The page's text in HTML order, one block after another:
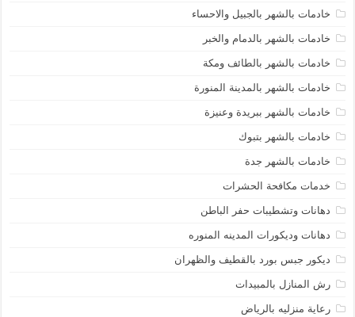
خادمات بالشهر بالجبيل والاحساء
خادمات بالشهر بالدمام والخبر
خادمات بالشهر بالطائف ومكة
خادمات بالشهر بالمدينة المنورة
خادمات بالشهر ببريدة وعنيزة
خادمات بالشهر بتبوك
خادمات بالشهر جدة
خدمات مكافحة الحشرات
دهانات وتشطيبات حفر الباطن
دهانات وديكورات المدينه المنوره
ديكور جبس بورد بالقطيف والظهران
رش المنازل بالمبيدات
رعاية منزليه بالرياض